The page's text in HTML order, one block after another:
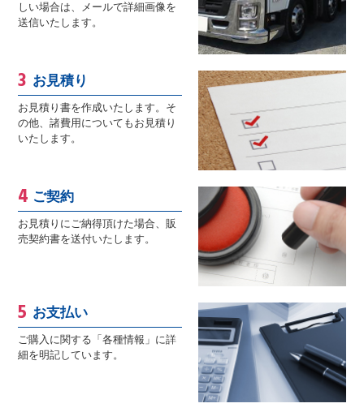
しい場合は、メールで詳細画像を
送信いたします。
お見積り
お見積り書を作成いたします。そ
の他、諸費用についてもお見積り
いたします。
ご契約
お見積りにご納得頂けた場合、販
売契約書を送付いたします。
お支払い
ご購入に関する「各種情報」に詳
細を明記しています。